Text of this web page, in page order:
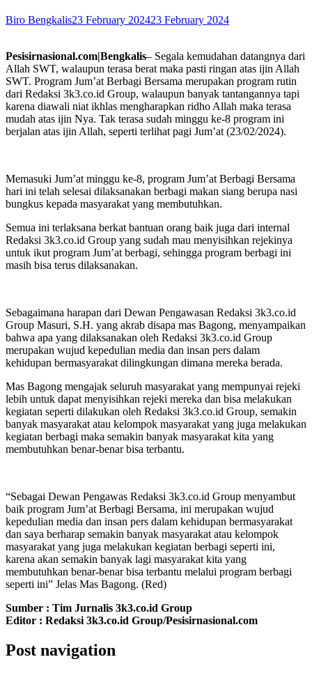
Biro Bengkalis23 February 202423 February 2024
Pesisirnasional.com|Bengkalis– Segala kemudahan datangnya dari
Allah SWT, walaupun terasa berat maka pasti ringan atas ijin Allah
SWT. Program Jum’at Berbagi Bersama merupakan program rutin
dari Redaksi 3k3.co.id Group, walaupun banyak tantangannya tapi
karena diawali niat ikhlas mengharapkan ridho Allah maka terasa
mudah atas ijin Nya. Tak terasa sudah minggu ke-8 program ini
berjalan atas ijin Allah, seperti terlihat pagi Jum’at (23/02/2024).
Memasuki Jum’at minggu ke-8, program Jum’at Berbagi Bersama
hari ini telah selesai dilaksanakan berbagi makan siang berupa nasi
bungkus kepada masyarakat yang membutuhkan.
Semua ini terlaksana berkat bantuan orang baik juga dari internal
Redaksi 3k3.co.id Group yang sudah mau menyisihkan rejekinya
untuk ikut program Jum’at berbagi, sehingga program berbagi ini
masih bisa terus dilaksanakan.
Sebagaimana harapan dari Dewan Pengawasan Redaksi 3k3.co.id
Group Masuri, S.H. yang akrab disapa mas Bagong, menyampaikan
bahwa apa yang dilaksanakan oleh Redaksi 3k3.co.id Group
merupakan wujud kepedulian media dan insan pers dalam
kehidupan bermasyarakat dilingkungan dimana mereka berada.
Mas Bagong mengajak seluruh masyarakat yang mempunyai rejeki
lebih untuk dapat menyisihkan rejeki mereka dan bisa melakukan
kegiatan seperti dilakukan oleh Redaksi 3k3.co.id Group, semakin
banyak masyarakat atau kelompok masyarakat yang juga melakukan
kegiatan berbagi maka semakin banyak masyarakat kita yang
membutuhkan benar-benar bisa terbantu.
“Sebagai Dewan Pengawas Redaksi 3k3.co.id Group menyambut
baik program Jum’at Berbagi Bersama, ini merupakan wujud
kepedulian media dan insan pers dalam kehidupan bermasyarakat
dan saya berharap semakin banyak masyarakat atau kelompok
masyarakat yang juga melakukan kegiatan berbagi seperti ini,
karena akan semakin banyak lagi masyarakat kita yang
membutuhkan benar-benar bisa terbantu melalui program berbagi
seperti ini” Jelas Mas Bagong. (Red)
Sumber : Tim Jurnalis 3k3.co.id Group
Editor : Redaksi 3k3.co.id Group/Pesisirnasional.com
Post navigation